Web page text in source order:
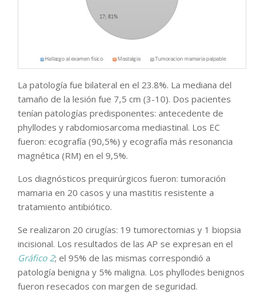
La patología fue bilateral en el 23.8%. La mediana del
tamaño de la lesión fue 7,5 cm (3-10). Dos pacientes
tenían patologías predisponentes: antecedente de
phyllodes y rabdomiosarcoma mediastinal. Los EC
fueron: ecografía (90,5%) y ecografía más resonancia
magnética (RM) en el 9,5%.
Los diagnósticos prequirúrgicos fueron: tumoración
mamaria en 20 casos y una mastitis resistente a
tratamiento antibiótico.
Se realizaron 20 cirugías: 19 tumorectomias y 1 biopsia
incisional. Los resultados de las AP se expresan en el
Gráfico 2; el 95% de las mismas correspondió a
patología benigna y 5% maligna. Los phyllodes benignos
fueron resecados con margen de seguridad.